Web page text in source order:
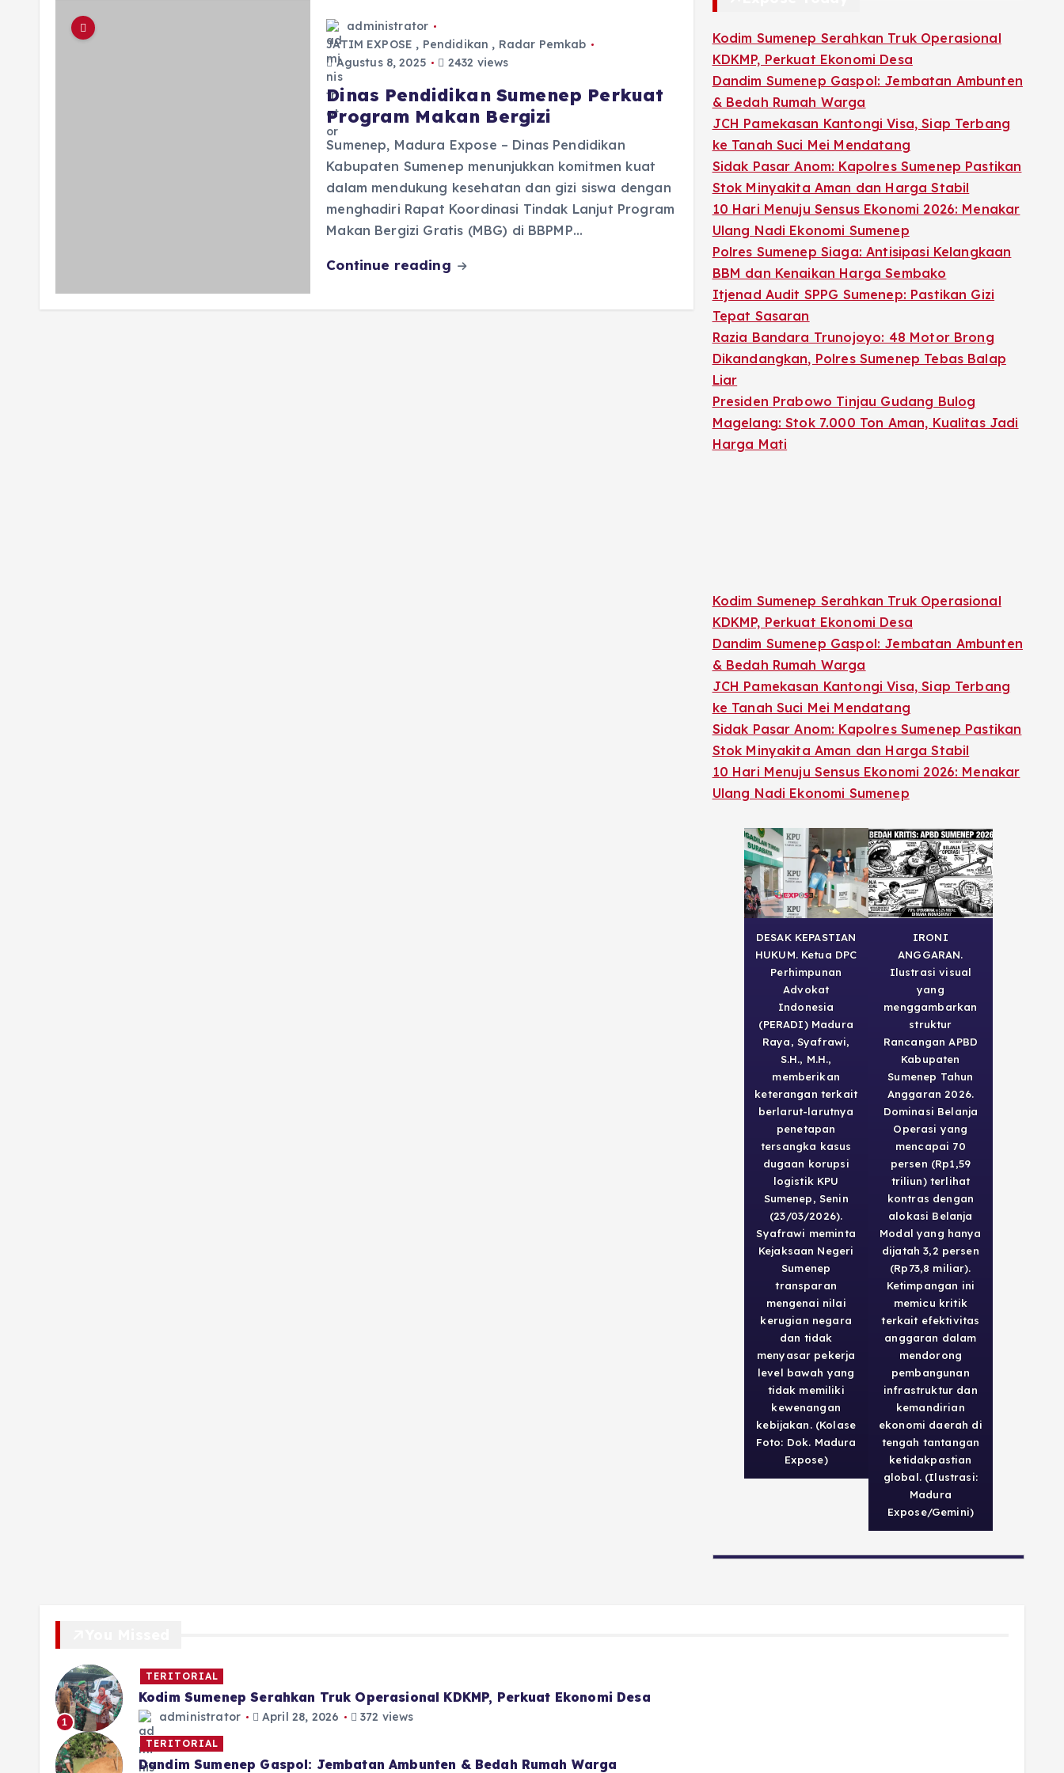
administrator
JATIM EXPOSE , Pendidikan , Radar Pemkab
Agustus 8, 2025
2432 views
Dinas Pendidikan Sumenep Perkuat
Program Makan Bergizi
Sumenep, Madura Expose – Dinas Pendidikan
Kabupaten Sumenep menunjukkan komitmen kuat
dalam mendukung kesehatan dan gizi siswa dengan
menghadiri Rapat Koordinasi Tindak Lanjut Program
Makan Bergizi Gratis (MBG) di BBPMP…
Continue reading
Kodim Sumenep Serahkan Truk Operasional
KDKMP, Perkuat Ekonomi Desa
Dandim Sumenep Gaspol: Jembatan Ambunten
& Bedah Rumah Warga
JCH Pamekasan Kantongi Visa, Siap Terbang
ke Tanah Suci Mei Mendatang
Sidak Pasar Anom: Kapolres Sumenep Pastikan
Stok Minyakita Aman dan Harga Stabil
10 Hari Menuju Sensus Ekonomi 2026: Menakar
Ulang Nadi Ekonomi Sumenep
Polres Sumenep Siaga: Antisipasi Kelangkaan
BBM dan Kenaikan Harga Sembako
Itjenad Audit SPPG Sumenep: Pastikan Gizi
Tepat Sasaran
Razia Bandara Trunojoyo: 48 Motor Brong
Dikandangkan, Polres Sumenep Tebas Balap
Liar
Presiden Prabowo Tinjau Gudang Bulog
Magelang: Stok 7.000 Ton Aman, Kualitas Jadi
Harga Mati
Kodim Sumenep Serahkan Truk Operasional
KDKMP, Perkuat Ekonomi Desa
Dandim Sumenep Gaspol: Jembatan Ambunten
& Bedah Rumah Warga
JCH Pamekasan Kantongi Visa, Siap Terbang
ke Tanah Suci Mei Mendatang
Sidak Pasar Anom: Kapolres Sumenep Pastikan
Stok Minyakita Aman dan Harga Stabil
10 Hari Menuju Sensus Ekonomi 2026: Menakar
Ulang Nadi Ekonomi Sumenep
DESAK KEPASTIAN
HUKUM. Ketua DPC
Perhimpunan
Advokat
Indonesia
(PERADI) Madura
Raya, Syafrawi,
S.H., M.H.,
memberikan
keterangan terkait
berlarut-larutnya
penetapan
tersangka kasus
dugaan korupsi
logistik KPU
Sumenep, Senin
(23/03/2026).
Syafrawi meminta
Kejaksaan Negeri
Sumenep
transparan
mengenai nilai
kerugian negara
dan tidak
menyasar pekerja
level bawah yang
tidak memiliki
kewenangan
kebijakan. (Kolase
Foto: Dok. Madura
Expose)
IRONI
ANGGARAN.
Ilustrasi visual
yang
menggambarkan
struktur
Rancangan APBD
Kabupaten
Sumenep Tahun
Anggaran 2026.
Dominasi Belanja
Operasi yang
mencapai 70
persen (Rp1,59
triliun) terlihat
kontras dengan
alokasi Belanja
Modal yang hanya
dijatah 3,2 persen
(Rp73,8 miliar).
Ketimpangan ini
memicu kritik
terkait efektivitas
anggaran dalam
mendorong
pembangunan
infrastruktur dan
kemandirian
ekonomi daerah di
tengah tantangan
ketidakpastian
global. (Ilustrasi:
Madura
Expose/Gemini)
1
TERITORIAL
Kodim Sumenep Serahkan Truk Operasional KDKMP, Perkuat Ekonomi Desa
administrator April 28, 2026 372 views
TERITORIAL
Dandim Sumenep Gaspol: Jembatan Ambunten & Bedah Rumah Warga